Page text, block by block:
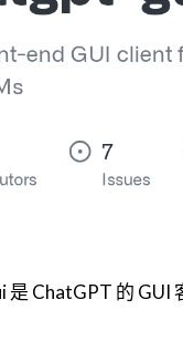
ChatGPT 的 GUI